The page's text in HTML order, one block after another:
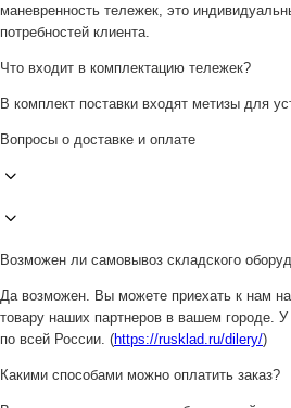
маневренность тележек, это
потребностей клиента.
Что входит в комплектацию тележек?
В комплект поставки входят метизы для
Вопросы о доставке и оплате
Возможен ли самовывоз складского
Да возможен. Вы можете приехать к нам
товару наших партнеров в вашем городе. У
по всей России. (https://rusklad.ru/dilery/)
Какими способами можно оплатить заказ?